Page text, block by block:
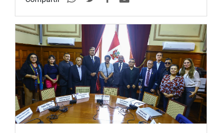
fotografia.congreso.gob.pe